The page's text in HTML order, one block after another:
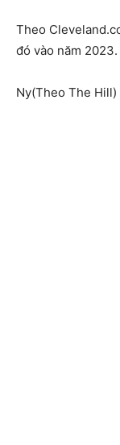
Theo
đó vào năm 2023.
Ny(Theo The Hill)